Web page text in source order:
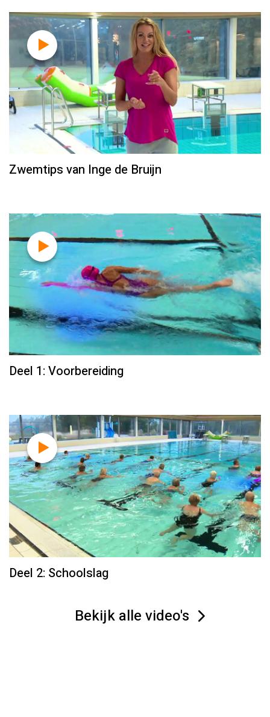
Zwemtips van Inge de Bruijn
Deel 1: Voorbereiding
Deel 2: Schoolslag
Bekijk alle video's